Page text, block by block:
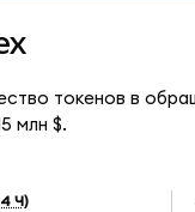
токенов в
млн $.
Ч)